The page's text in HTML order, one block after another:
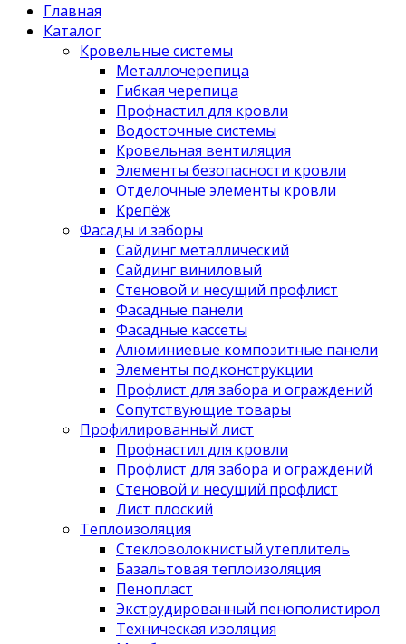
Главная
Каталог
Кровельные системы
Металлочерепица
Гибкая черепица
Профнастил для кровли
Водосточные системы
Кровельная вентиляция
Элементы безопасности кровли
Отделочные элементы кровли
Крепёж
Фасады и заборы
Сайдинг металлический
Сайдинг виниловый
Стеновой и несущий профлист
Фасадные панели
Фасадные кассеты
Алюминиевые композитные панели
Элементы подконструкции
Профлист для забора и ограждений
Сопутствующие товары
Профилированный лист
Профнастил для кровли
Профлист для забора и ограждений
Стеновой и несущий профлист
Лист плоский
Теплоизоляция
Стекловолокнистый утеплитель
Базальтовая теплоизоляция
Пенопласт
Экструдированный пенополистирол
Техническая изоляция